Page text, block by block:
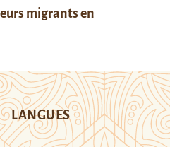
migrants en
LANGUES